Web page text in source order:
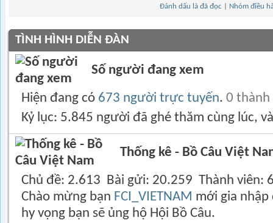
Đánh dấu là đã đọc Nhóm điều
TÌNH HÌNH DIỄN ĐÀN
Số người đang xem
Hiện đang có 673 người trực tuyến. 0 thành
Kỷ lục: 5.845 người đã ghé thăm cùng lúc,
Thống kê - Bồ Câu Việt
Chủ đề 2.613 Bài gửi 20.259 Thành viên
Chào mừng bạn FCI_VIETNAM mới gia nhập
hy vọng bạn sẽ ủng hộ Hội Bồ Câu.